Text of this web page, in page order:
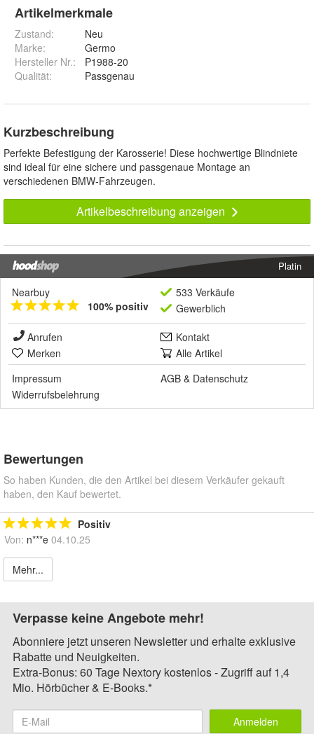
Artikelmerkmale
Zustand:
Neu
Marke:
Germo
Hersteller Nr.:
P1988-20
Qualität: Passgenau
Kurzbeschreibung
Perfekte Befestigung der Karosserie! Diese hochwertige Blindniete
sind ideal für eine sichere und passgenaue Montage an
verschiedenen BMW-Fahrzeugen.
Artikelbeschreibung anzeigen
Platin
Nearbuy
100% positiv
533 Verkäufe
Gewerblich
Anrufen
Kontakt
Merken
Alle Artikel
Impressum
AGB & Datenschutz
Widerrufsbelehrung
Bewertungen
So haben Kunden, die den Artikel bei diesem Verkäufer gekauft
haben, den Kauf bewertet.
Positiv
Von: n***e 04.10.25
Mehr...
Verpasse keine Angebote mehr!
Abonniere jetzt unseren Newsletter und erhalte exklusive
Rabatte und Neuigkeiten.
Extra-Bonus: 60 Tage Nextory kostenlos - Zugriff auf 1,4
Mio. Hörbücher & E-Books.*
Anmelden